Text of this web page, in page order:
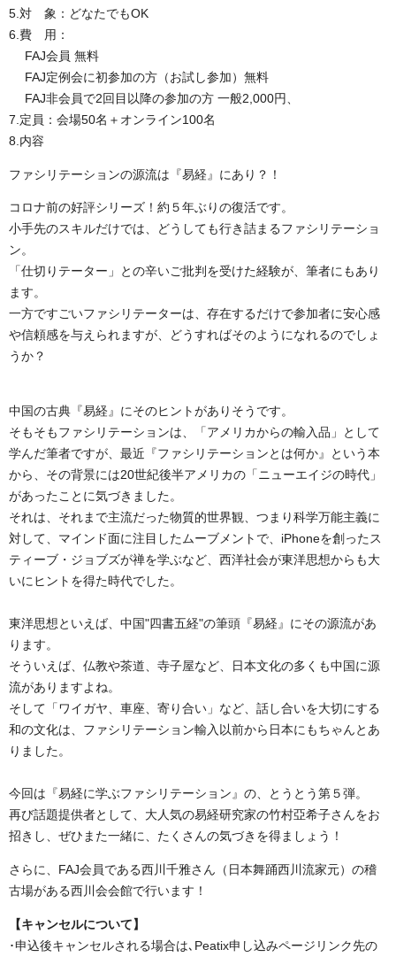
5.対 象：どなたでもOK
6.費 用：
FAJ会員 無料
FAJ定例会に初参加の方（お試し参加）無料
FAJ非会員で2回目以降の参加の方 一般2,000円、
7.定員：会場50名＋オンライン100名
8.内容
ファシリテーションの源流は『易経』にあり？！
コロナ前の好評シリーズ！約５年ぶりの復活です。
小手先のスキルだけでは、どうしても行き詰まるファシリテーショ
ン。
「仕切りテーター」との辛いご批判を受けた経験が、筆者にもあり
ます。
一方ですごいファシリテーターは、存在するだけで参加者に安心感
や信頼感を与えられますが、どうすればそのようになれるのでしょ
うか？
中国の古典『易経』にそのヒントがありそうです。
そもそもファシリテーションは、「アメリカからの輸入品」として
学んだ筆者ですが、最近『ファシリテーションとは何か』という本
から、その背景には20世紀後半アメリカの「ニューエイジの時代」
があったことに気づきました。
それは、それまで主流だった物質的世界観、つまり科学万能主義に
対して、マインド面に注目したムーブメントで、iPhoneを創ったス
ティーブ・ジョブズが禅を学ぶなど、西洋社会が東洋思想からも大
いにヒントを得た時代でした。
東洋思想といえば、中国"四書五経"の筆頭『易経』にその源流があ
ります。
そういえば、仏教や茶道、寺子屋など、日本文化の多くも中国に源
流がありますよね。
そして「ワイガヤ、車座、寄り合い」など、話し合いを大切にする
和の文化は、ファシリテーション輸入以前から日本にもちゃんとあ
りました。
今回は『易経に学ぶファシリテーション』の、とうとう第５弾。
再び話題提供者として、大人気の易経研究家の竹村亞希子さんをお
招きし、ぜひまた一緒に、たくさんの気づきを得ましょう！
さらに、FAJ会員である西川千雅さん（日本舞踊西川流家元）の稽
古場がある西川会会館で行います！
【キャンセルについて】
･申込後キャンセルされる場合は､Peatix申し込みページリンク先の